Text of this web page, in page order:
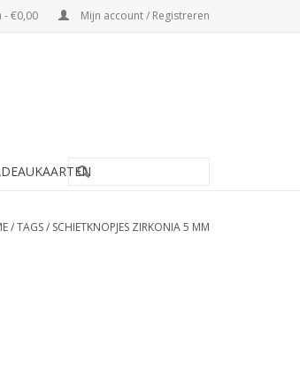
- €0,00 Mijn account / Registreren
/TAGS/ SCHIETKNOPJES ZIRKONIA 5 MM